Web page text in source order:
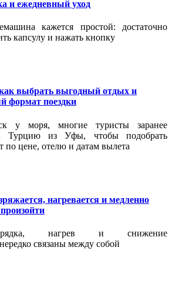
и ежедневный уход
кажется простой: достаточно
капсулу и нажать кнопку
выбрать выгодный отдых и
формат поездки
у моря, многие туристы заранее
Турцию из Уфы, чтобы подобрать
по цене, отелю и датам вылета
нагревается и медленно
нагрев и снижение
связаны между собой